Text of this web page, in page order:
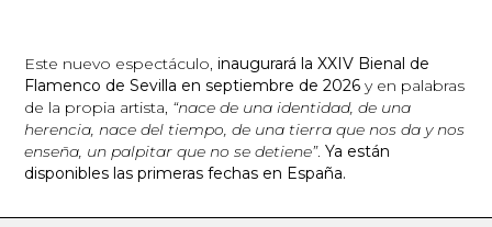
Este nuevo espectáculo, inaugurará la XXIV Bienal de
Flamenco de Sevilla en septiembre de 2026 y en palabras
de la propia artista, “nace de una identidad, de una
herencia, nace del tiempo, de una tierra que nos da y nos
enseña, un palpitar que no se detiene”.Ya están
disponibles las primeras fechas en España.